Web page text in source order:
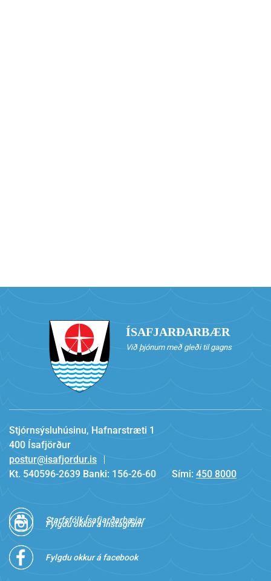
ÍSAFJARÐARBÆR
Við þjónum með gleði til gagns
Stjórnsýsluhúsinu, Hafnarstræti 1
400 Ísafjörður
postur@isafjordur.is
Kt. 540596-2639 Banki: 156-26-60
Sími: 450 8000
Fylgdu okkur á Instagram
Fylgdu okkur á facebook
Starfsfólk Ísafjarðarbæjar